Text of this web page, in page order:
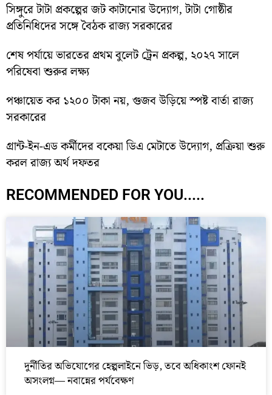
সিঙ্গুরে টাটা প্রকল্পের জট কাটানোর উদ্যোগ, টাটা গোষ্ঠীর
প্রতিনিধিদের সঙ্গে বৈঠক রাজ্য সরকারের
শেষ পর্যায়ে ভারতের প্রথম বুলেট ট্রেন প্রকল্প, ২০২৭ সালে
পরিষেবা শুরুর লক্ষ্য
পঞ্চায়েত কর ১২০০ টাকা নয়, গুজব উড়িয়ে স্পষ্ট বার্তা রাজ্য
সরকারের
গ্রান্ট-ইন-এড কর্মীদের বকেয়া ডিএ মেটাতে উদ্যোগ, প্রক্রিয়া শুরু
করল রাজ্য অর্থ দফতর
RECOMMENDED FOR YOU.....
দুর্নীতির অভিযোগের হেল্পলাইনে ভিড়, তবে অধিকাংশ ফোনই
অসংলগ্ন— নবান্নের পর্যবেক্ষণ